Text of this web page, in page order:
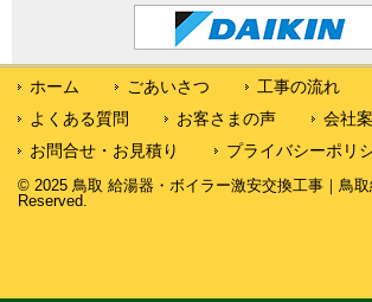
ホーム ごあいさつ 工事の流れ
よくある質問
お客さまの声
会社
お問合せ・お見積り
プライバシーポリ
© 2025 鳥取 給湯器・ボイラー激安交換工事｜鳥
Reserved.